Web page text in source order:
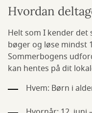
Hvordan
Helt som I kender
bøger og løse mindst
Sommerbogens
kan hentes på dit
Hvem: Børn i